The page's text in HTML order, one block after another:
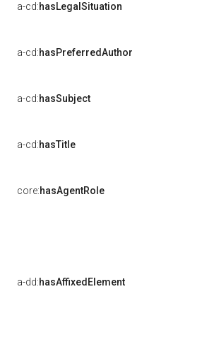
a-cd:hasLegalSituation
a-cd:hasPreferredAuthor
a-cd:hasSubject
a-cd:hasTitle
core:hasAgentRole
a-dd:hasAffixedElement